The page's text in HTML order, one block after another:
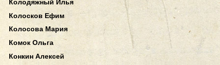
Колодяжный Илья
Колосков Ефим
Колосова Мария
Комок Ольга
Конкин Алексей